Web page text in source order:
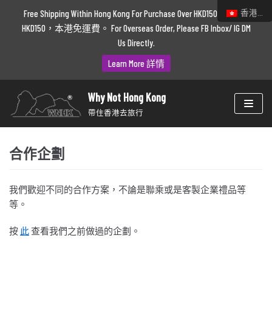
Skip
Why Not Hong Kong
帶住香港去旅行
合作企劃
我們歡迎不同的合作方案，不論是聯乘或是客製企業禮品等
等。
按 此查看我們之前做過的企劃。
香港中文
Free Shipping Within Hong Kong For Purchase Over HKD150. 購物滿
HKD150，本港免運費。 For Overseas Order, Please FB Inbox/ IG DM
Us Directly.
Learn More 詳情